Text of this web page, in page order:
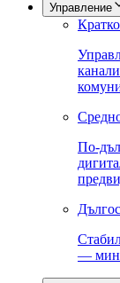
Управление
По-
—